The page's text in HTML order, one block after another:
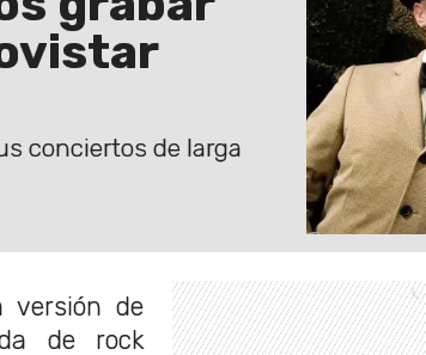
conciertos de larga
versión de
de rock